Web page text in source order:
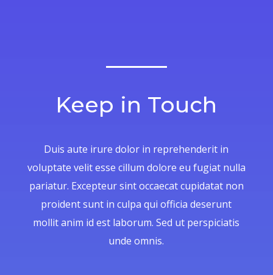
Keep in Touch
Duis aute irure dolor in reprehenderit in
voluptate velit esse cillum dolore eu fugiat nulla
pariatur. Excepteur sint occaecat cupidatat non
proident sunt in culpa qui officia deserunt
mollit anim id est laborum. Sed ut perspiciatis
unde omnis.